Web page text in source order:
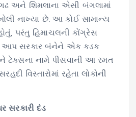
અને શિમલાના એસી બંગલામાં
નાખ્યા છે. આ કોઈ સામાન્ય
પરંતુ હિમાચલની કોંગ્રેસ
આપ સરકાર બંનેને એક કડક
ટેક્સના નામે પીસવાની આ રમત
વિસ્તારોમાં રહેતા લોકોની
સરકારી દંડ